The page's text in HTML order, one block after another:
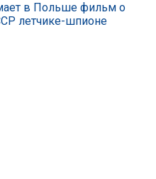
в Польше фильм о
летчике-шпионе